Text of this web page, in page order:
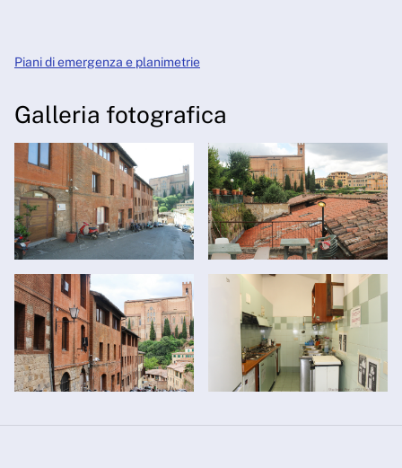
Piani di emergenza e planimetrie
Galleria fotografica